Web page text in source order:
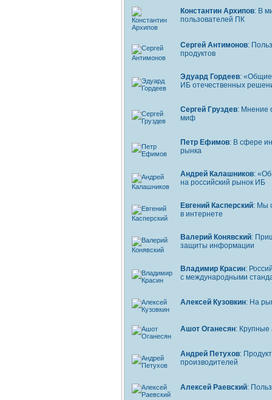
Константин Архипов: В
пользователей ПК
Сергей Антимонов:
продуктов
Эдуард Гордеев: «Общие
ИБ отечественных
Сергей Груздев: Мнение
миф
Петр Ефимов: В сфере
рынка
Андрей Калашников:
на российский рынок ИБ
Евгений Касперский: Мы
в интернете
Валерий Конявский:
защиты информации
Владимир Красин:
с международными
Алексей Кузовкин: На
Ашот Оганесян: Крупные
Андрей Петухов:
производителей
Алексей Раевский: